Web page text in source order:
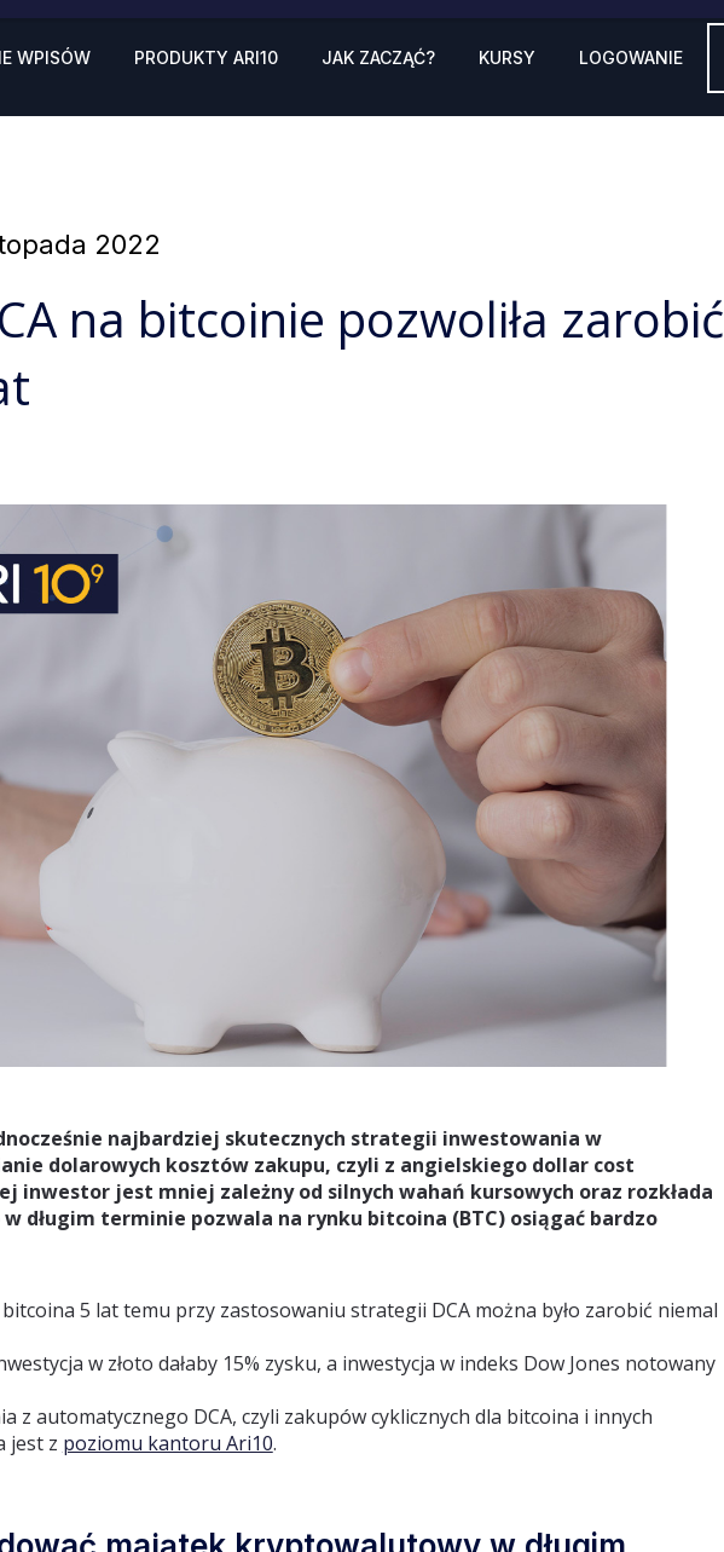
WPISÓW PRODUKTY ARI10 JAK ZACZĄĆ? KURSY LOGOWANIE
2022
na bitcoinie pozwoliła zarobić
najbardziej skutecznych strategii inwestowania w
dolarowych kosztów zakupu, czyli z angielskiego dollar cost
inwestor jest mniej zależny od silnych wahań kursowych oraz rozkłada
długim terminie pozwala na rynku bitcoina (BTC) osiągać bardzo
5 lat temu przy zastosowaniu strategii DCA można było zarobić niemal
w złoto dałaby 15% zysku, a inwestycja w indeks Dow Jones notowany
z automatycznego DCA, czyli zakupów cyklicznych dla bitcoina i innych
jest z poziomu kantoru Ari10.